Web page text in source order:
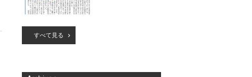
すべて見る